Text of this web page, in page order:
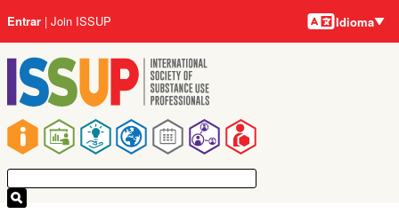
para
o
conteúdo
principal
Navegação
principal
Menu
da
conta
do
usuário
Entrar Join ISSUP Idiomas
Idioma